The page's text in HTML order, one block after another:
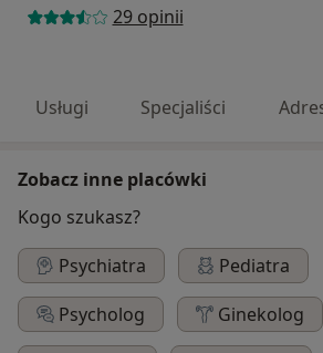
29 opinii
Usługi Specjaliści
Zobacz inne placówki
Kogo szukasz?
Psychiatra
Pediatra
Psycholog
Ginekolog